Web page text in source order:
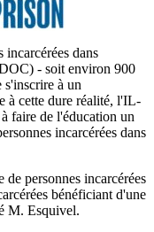
incarcérées dans
- soit environ 900
s'inscrire à un
à cette dure réalité, l'IL-
faire de l'éducation un
incarcérées dans
personnes incarcérées
bénéficiant d'une
M. Esquivel.